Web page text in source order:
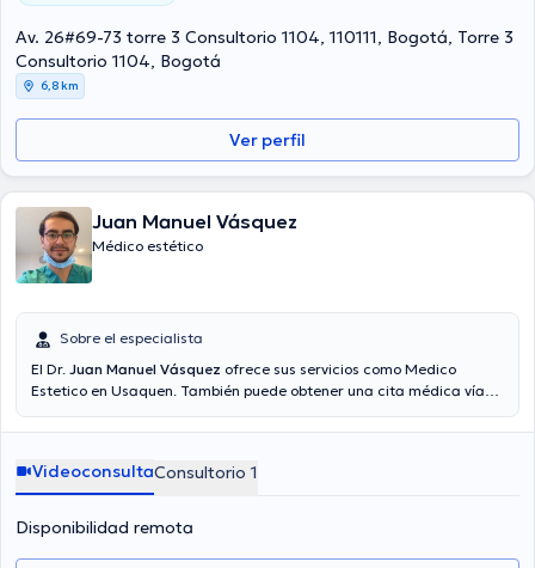
Av. 26#69-73 torre 3 Consultorio 1104, 110111, Bogotá, Torre 3
Consultorio 1104, Bogotá
6,8 km
Ver perfil
Juan Manuel Vásquez
Médico estético
Sobre el especialista
El Dr. Juan Manuel Vásquez ofrece sus servicios como Medico
Estetico en Usaquen. También puede obtener una cita médica vía
Vásquez es de $80000.
VideoconsultaConsultorio 1
Disponibilidad remota